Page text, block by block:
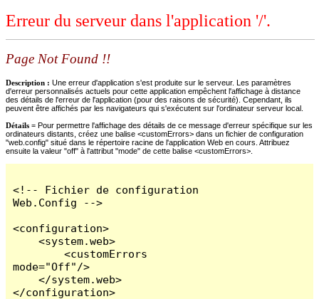
Erreur du serveur dans l'application '/'.
Page Not Found !!
Description : Une erreur d'application s'est produite sur le serveur. Les paramètres
d'erreur personnalisés actuels pour cette application empêchent l'affichage à distance
des détails de l'erreur de l'application (pour des raisons de sécurité). Cependant, ils
peuvent être affichés par les navigateurs qui s'exécutent sur l'ordinateur serveur local.
Détails = Pour permettre l'affichage des détails de ce message d'erreur spécifique sur les
ordinateurs distants, créez une balise <customErrors> dans un fichier de configuration
"web.config" situé dans le répertoire racine de l'application Web en cours. Attribuez
ensuite la valeur "off" à l'attribut "mode" de cette balise <customErrors>.
<!-- Fichier de configuration
Web.Config -->
<configuration>
    <system.web>
        <customErrors
mode="Off"/>
    </system.web>
</configuration>